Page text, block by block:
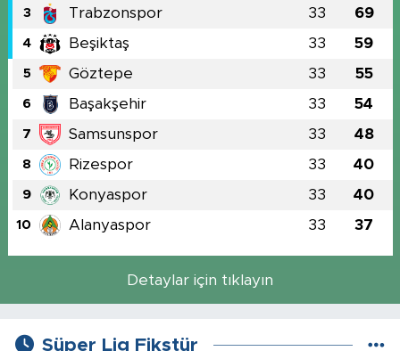
3 Trabzonspor 33 69
4 Beşiktaş 33 59
5 Göztepe 33 55
6 Başakşehir 33 54
7 Samsunspor 33 48
8 Rizespor 33 40
9 Konyaspor 33 40
10 Alanyaspor 33 37
Detaylar için tıklayın
Süper Lig Fikstür